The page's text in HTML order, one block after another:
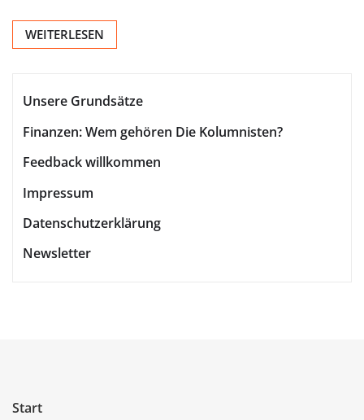
WEITERLESEN
Unsere Grundsätze
Finanzen: Wem gehören Die Kolumnisten?
Feedback willkommen
Impressum
Datenschutzerklärung
Newsletter
Start